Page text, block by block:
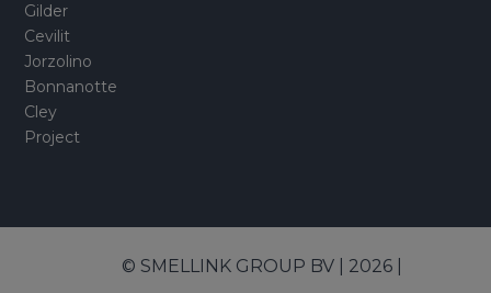
Gilder
Cevilit
Jorzolino
Bonnanotte
Cley
Project
© SMELLINK GROUP BV | 2026 |